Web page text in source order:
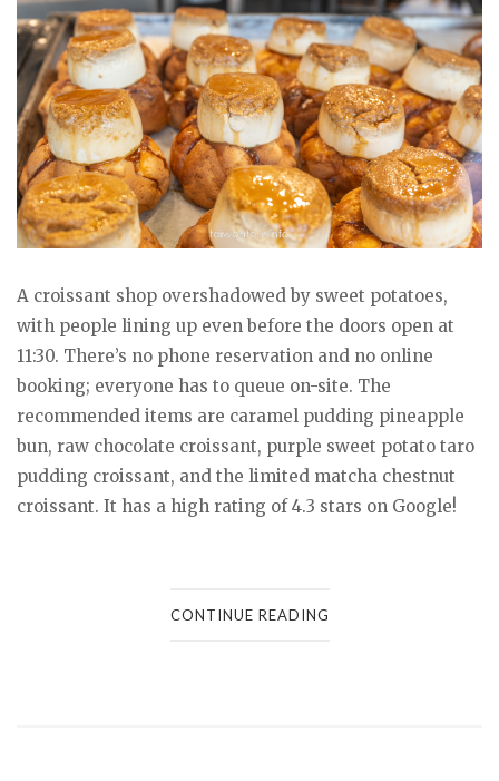
A croissant shop overshadowed by sweet potatoes,
with people lining up even before the doors open at
11:30. There’s no phone reservation and no online
booking; everyone has to queue on-site. The
recommended items are caramel pudding pineapple
bun, raw chocolate croissant, purple sweet potato taro
pudding croissant, and the limited matcha chestnut
croissant. It has a high rating of 4.3 stars on Google!
CONTINUE READING